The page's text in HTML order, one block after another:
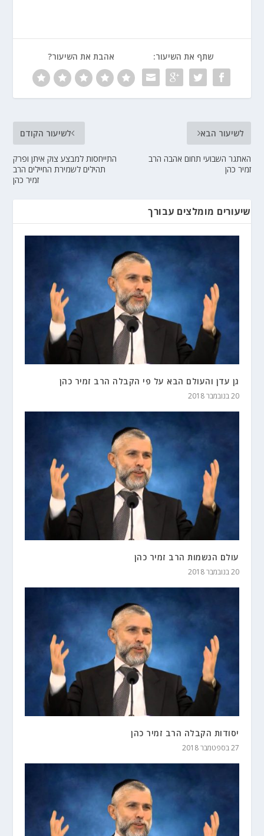
שתף את השיעור: אהבת את השיעור?
לשיעור הקודם
התייחסות למבצע צוק איתן ופרק
תהילים לשמירת החיילים הרב
זמיר כהן
לשיעור הבא
האתגר השבועי תחום אהבה הרב
זמיר כהן
שיעורים מומלצים עבורך
גן עדן והעולם הבא על פי הקבלה הרב זמיר כהן
20 בנובמבר 2018
עולם הנשמות הרב זמיר כהן
20 בנובמבר 2018
יסודות הקבלה הרב זמיר כהן
27 בספטמבר 2018